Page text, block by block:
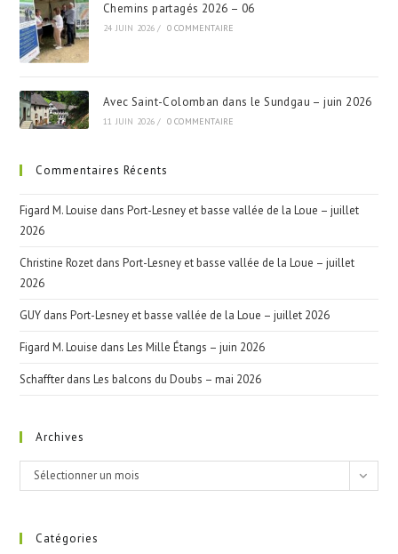
Chemins partagés 2026 – 06
24 JUIN 2026 / 0 COMMENTAIRE
Avec Saint-Colomban dans le Sundgau – juin 2026
11 JUIN 2026 / 0 COMMENTAIRE
Commentaires Récents
Figard M. Louise dansPort-Lesney et basse vallée de la Loue – juillet
2026
Christine Rozet dansPort-Lesney et basse vallée de la Loue – juillet
2026
GUY dansPort-Lesney et basse vallée de la Loue – juillet 2026
Figard M. Louise dansLes Mille Étangs – juin 2026
Schaffter dansLes balcons du Doubs – mai 2026
Archives
Archives
Sélectionner un mois
Catégories